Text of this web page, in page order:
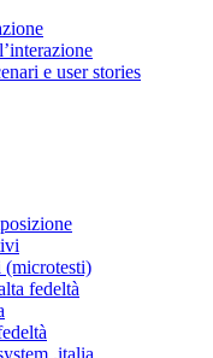
e user stories
(microtesti)
fedeltà
.italia